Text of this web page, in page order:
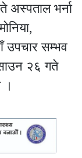
अस्पताल भर्ना
उपचार सम्भव
२६ गते
।